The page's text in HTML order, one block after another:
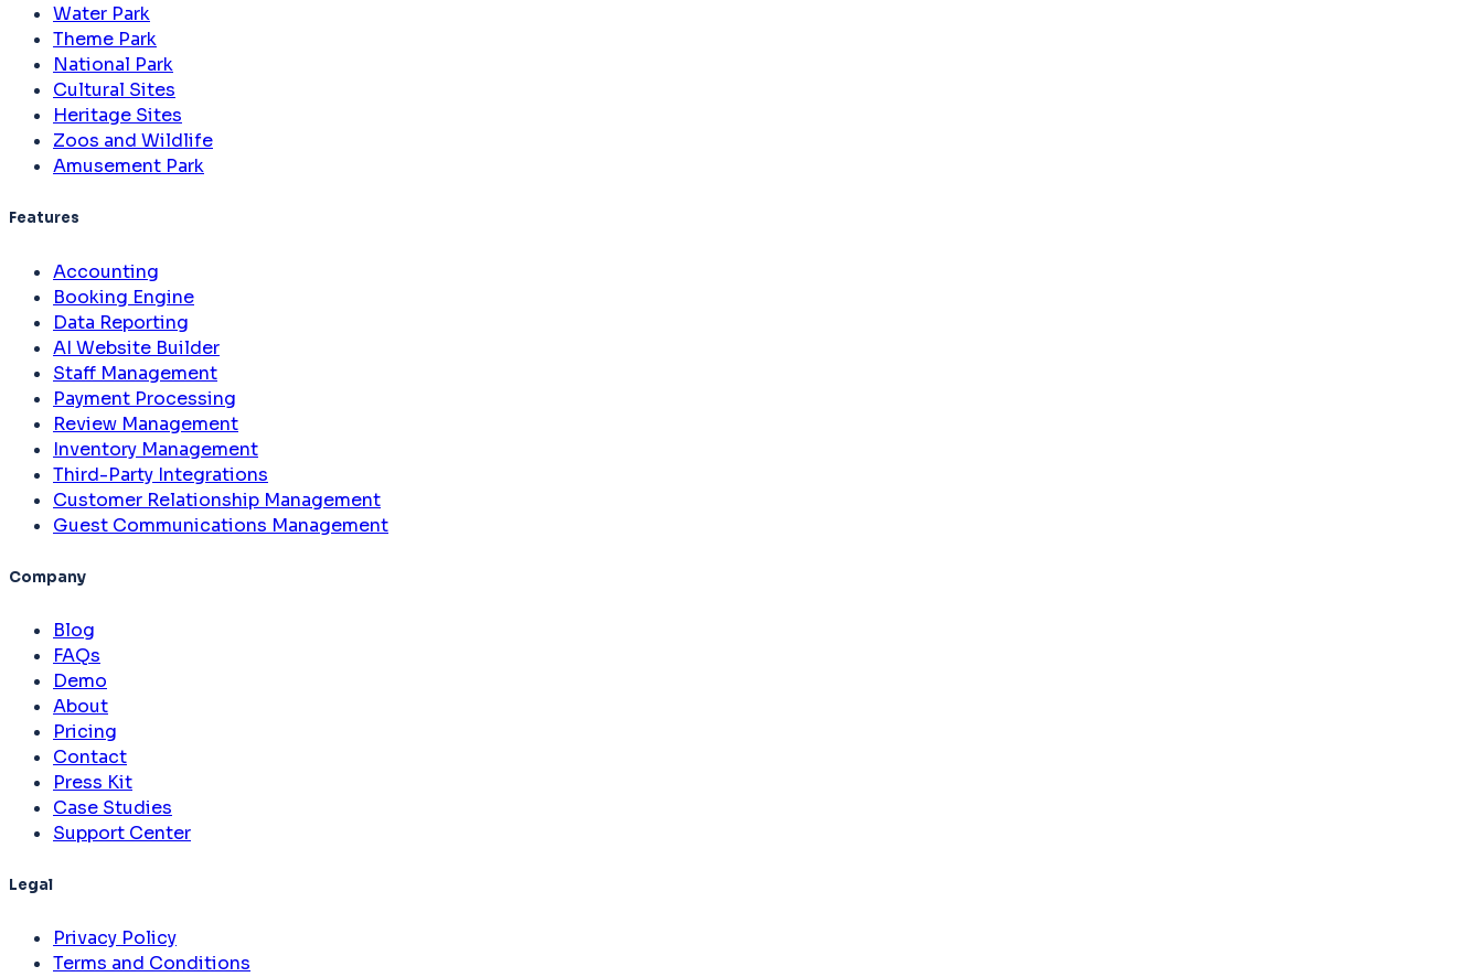
Water Park
Theme Park
National Park
Cultural Sites
Heritage Sites
Zoos and Wildlife
Amusement Park
Features
Accounting
Booking Engine
Data Reporting
AI Website Builder
Staff Management
Payment Processing
Review Management
Inventory Management
Third-Party Integrations
Customer Relationship Management
Guest Communications Management
Company
Blog
FAQs
Demo
About
Pricing
Contact
Press Kit
Case Studies
Support Center
Legal
Privacy Policy
Terms and Conditions